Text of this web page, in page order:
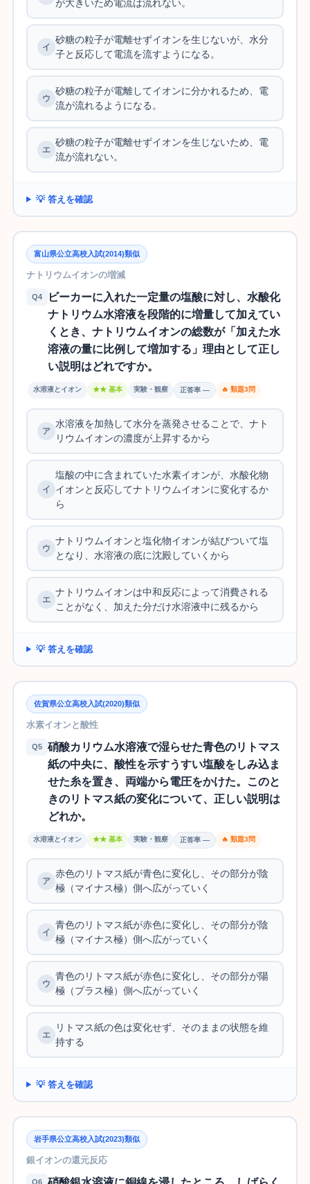
が大きいため電流は流れない。
砂糖の粒子が電離せずイオンを生じないが、水分
子と反応して電流を流すようになる。
砂糖の粒子が電離してイオンに分かれるため、電
流が流れるようになる。
砂糖の粒子が電離せずイオンを生じないため、電
流が流れない。
💡 答えを確認
富山県公立高校入試(2014)類似
ナトリウムイオンの増減
Q4
ビーカーに入れた一定量の塩酸に対し、水酸化
ナトリウム水溶液を段階的に増量して加えてい
くとき、ナトリウムイオンの総数が「加えた水
溶液の量に比例して増加する」理由として正し
い説明はどれですか。
水溶液とイオン ★★ 基本 実験・観察 正答率 — 🔥 類題3問
水溶液を加熱して水分を蒸発させることで、ナト
リウムイオンの濃度が上昇するから
塩酸の中に含まれていた水素イオンが、水酸化物
イオンと反応してナトリウムイオンに変化するか
ら
ナトリウムイオンと塩化物イオンが結びついて塩
となり、水溶液の底に沈殿していくから
ナトリウムイオンは中和反応によって消費される
ことがなく、加えた分だけ水溶液中に残るから
💡 答えを確認
佐賀県公立高校入試(2020)類似
水素イオンと酸性
Q5
硝酸カリウム水溶液で湿らせた青色のリトマス
紙の中央に、酸性を示すうすい塩酸をしみ込ま
せた糸を置き、両端から電圧をかけた。このと
きのリトマス紙の変化について、正しい説明は
どれか。
水溶液とイオン ★★ 基本 実験・観察 正答率 — 🔥 類題3問
赤色のリトマス紙が青色に変化し、その部分が陰
極（マイナス極）側へ広がっていく
青色のリトマス紙が赤色に変化し、その部分が陰
極（マイナス極）側へ広がっていく
青色のリトマス紙が赤色に変化し、その部分が陽
極（プラス極）側へ広がっていく
リトマス紙の色は変化せず、そのままの状態を維
持する
💡 答えを確認
岩手県公立高校入試(2023)類似
銀イオンの還元反応
Q6